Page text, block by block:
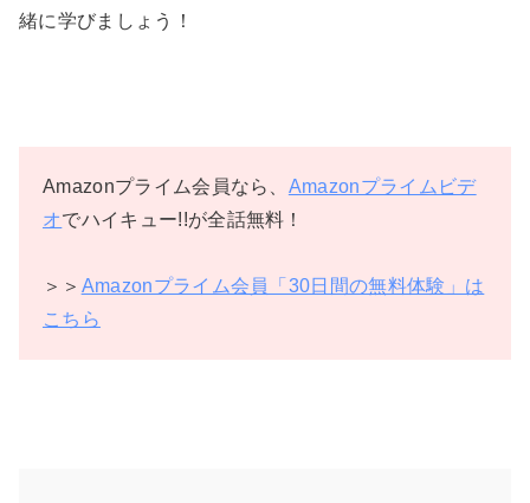
緒に学びましょう！
Amazonプライム会員なら、 Amazonプライムビデ
オでハイキュー!!が全話無料！
＞＞ Amazonプライム会員「30日間の無料体験」は
こちら